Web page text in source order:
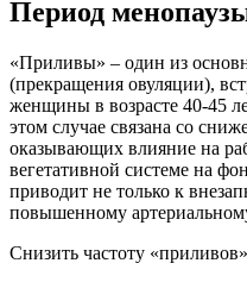
Период
«Приливы» – один из
(прекращения овуляции),
женщины в возрасте 40-45
этом случае связана со
оказывающих влияние на
вегетативной системе на
приводит не только к
повышенному
Снизить частоту